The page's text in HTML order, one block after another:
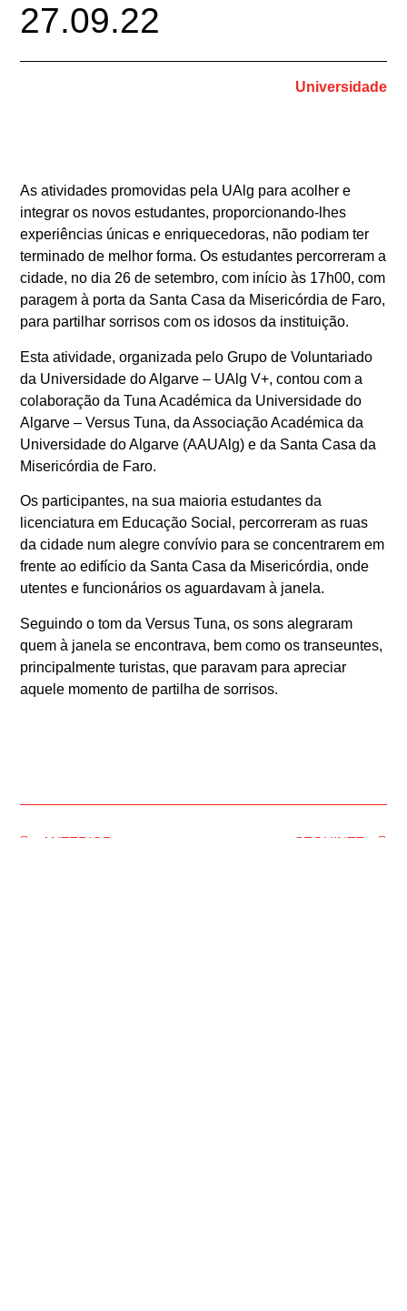
27.09.22
Universidade
As atividades promovidas pela UAlg para acolher e
integrar os novos estudantes, proporcionando-lhes
experiências únicas e enriquecedoras, não podiam ter
terminado de melhor forma. Os estudantes percorreram a
cidade, no dia 26 de setembro, com início às 17h00, com
paragem à porta da Santa Casa da Misericórdia de Faro,
para partilhar sorrisos com os idosos da instituição.
Esta atividade, organizada pelo Grupo de Voluntariado
da Universidade do Algarve – UAlg V+, contou com a
colaboração da Tuna Académica da Universidade do
Algarve – Versus Tuna, da Associação Académica da
Universidade do Algarve (AAUAlg) e da Santa Casa da
Misericórdia de Faro.
Os participantes, na sua maioria estudantes da
licenciatura em Educação Social, percorreram as ruas
da cidade num alegre convívio para se concentrarem em
frente ao edifício da Santa Casa da Misericórdia, onde
utentes e funcionários os aguardavam à janela.
Seguindo o tom da Versus Tuna, os sons alegraram
quem à janela se encontrava, bem como os transeuntes,
principalmente turistas, que paravam para apreciar
aquele momento de partilha de sorrisos.
ANTERIOR SEGUINTE